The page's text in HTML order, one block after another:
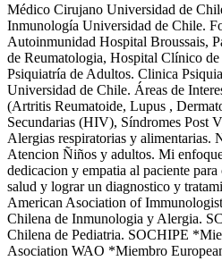
Médico Cirujano Universidad de
Inmunología Universidad de Chile.
Autoinmunidad Hospital Broussais,
de Reumatologia, Hospital Clínico
Psiquiatría de Adultos. Clinica
Universidad de Chile. Áreas de
(Artritis Reumatoide, Lupus ,
Secundarias (HIV), Síndromes Post
Alergias respiratorias y alimentarias.
Atencion Ñiños y adultos. Mi
dedicacion y empatia al paciente para
salud y lograr un diagnostico y
American Asociation of
Chilena de Inmunologia y Alergia.
Chilena de Pediatria. SOCHIPE
Asociation WAO *Miembro